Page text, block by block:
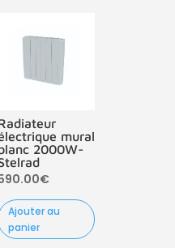
mural
2000W-
€
Ajouter au
panier